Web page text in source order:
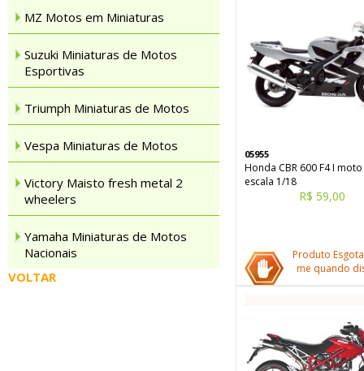
MZ Motos em Miniaturas
Suzuki Miniaturas de Motos
Esportivas
Triumph Miniaturas de Motos
Vespa Miniaturas de Motos
Victory Maisto fresh metal 2
wheelers
Yamaha Miniaturas de Motos
Nacionais
VOLTAR
05955
Honda CBR 600 F4 I
escala 1/18
R$ 59,00
Produto
me quando